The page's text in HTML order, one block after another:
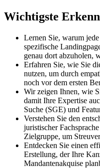
Wichtigste
Lernen Sie, warum
spezifische
genau dort abzuholen,
Erfahren Sie, wie Sie
nutzen, um durch
noch vor dem ersten
Wir zeigen Ihnen, wie
damit Ihre Expertise
Suche (SGE) und
Verstehen Sie den
juristischer
Zielgruppe, um
Entdecken Sie einen
Erstellung, der Ihre
Mandantenakquise